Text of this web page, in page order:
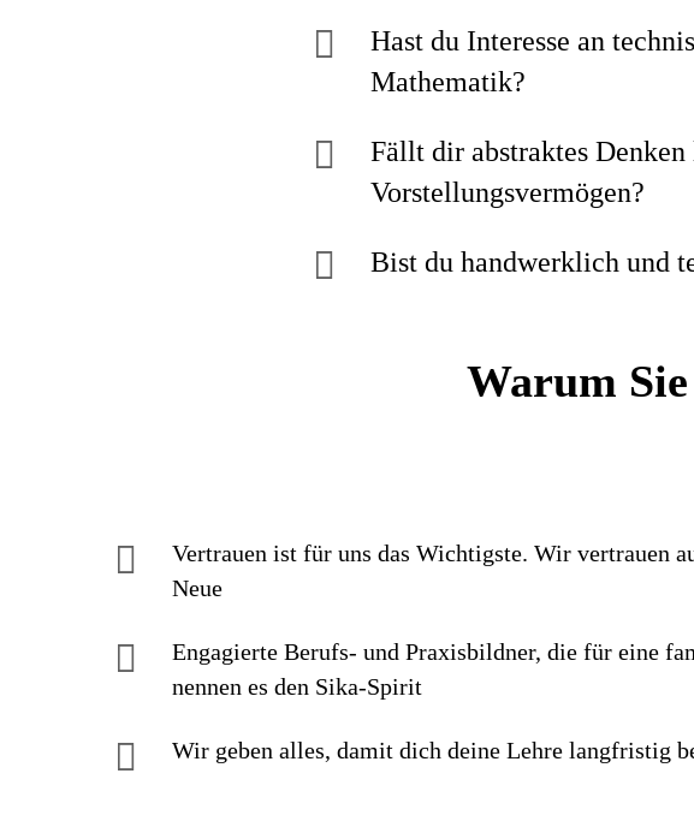
Hast du Interesse an
Mathematik?
Fällt dir abstraktes
Vorstellungsvermögen?
Bist du handwerklich und
Warum
Vertrauen ist für uns das Wichtigste. Wir vertrauen
Neue
Engagierte Berufs- und Praxisbildner, die für eine
nennen es den Sika-Spirit
Wir geben alles, damit dich deine Lehre langfristig